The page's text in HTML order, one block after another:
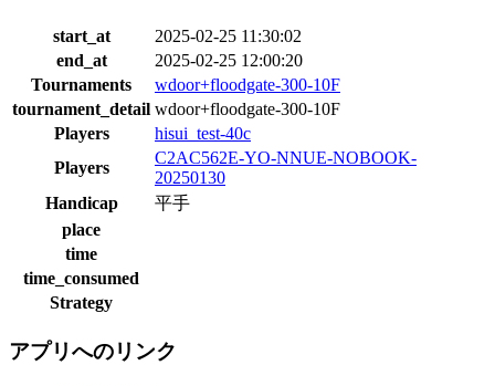
start_at
2025-02-25 11:30:02
end_at
2025-02-25 12:00:20
Tournaments
wdoor+floodgate-300-10F
tournament_detail wdoor+floodgate-300-10F
Players
hisui_test-40c
Players
C2AC562E-YO-NNUE-NOBOOK-
20250130
Handicap
平手
place
time
time_consumed
Strategy
アプリへのリンク